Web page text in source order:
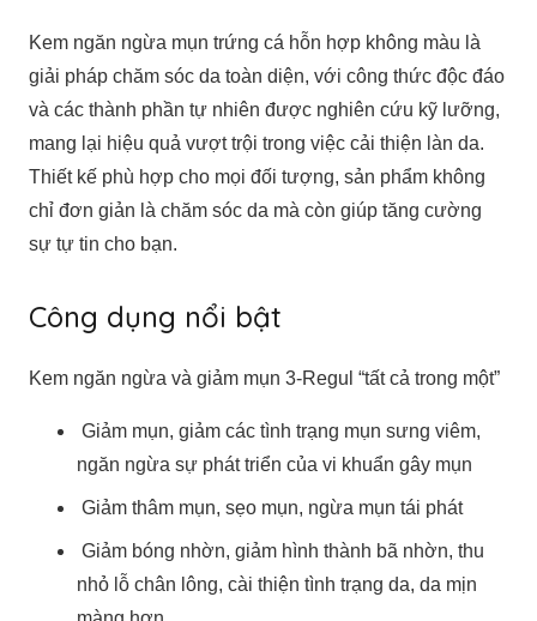
số
lượng
Kem ngăn ngừa mụn trứng cá hỗn hợp không màu là
giải pháp chăm sóc da toàn diện, với công thức độc đáo
và các thành phần tự nhiên được nghiên cứu kỹ lưỡng,
mang lại hiệu quả vượt trội trong việc cải thiện làn da.
Thiết kế phù hợp cho mọi đối tượng, sản phẩm không
chỉ đơn giản là chăm sóc da mà còn giúp tăng cường
sự tự tin cho bạn.
Công dụng nổi bật
Kem ngăn ngừa và giảm mụn 3-Regul “tất cả trong một”
Giảm mụn, giảm các tình trạng mụn sưng viêm,
ngăn ngừa sự phát triển của vi khuẩn gây mụn
Giảm thâm mụn, sẹo mụn, ngừa mụn tái phát
Giảm bóng nhờn, giảm hình thành bã nhờn, thu
nhỏ lỗ chân lông, cài thiện tình trạng da, da mịn